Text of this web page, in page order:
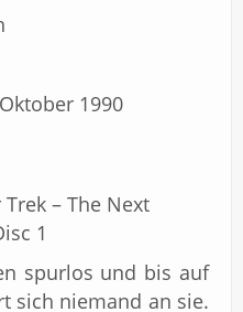
1990
Trek – The Next
1
spurlos und bis auf
sich niemand an sie.